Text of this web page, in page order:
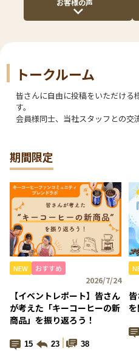
「KEY DOORS＋のリキッドコ
ぶ？」を公開しました。
皆さんの投稿お待ちしています
2026/07/08
皆さんの投稿お待ちしています
2026/07/01
７月のキャンペーン「あなた
ださい！」を公開しました。
皆さんの投稿お待ちしています
2026/06/29
「【動画公開】KEY’S CAFÉ
ュー募集！」を公開しました。
皆さんの投稿お待ちしています
2026/06/16
「第2回ファンコミュニティ
オリジナルブレンド作り体験
お客様の声
トークルーム
皆さんに自由に投稿をいただける
す。
会員様同士、当社スタッフとの交
期間限定
NEW おすすめ
2026/7/24
【イベントレポート】皆さん
が考えた「キーコーヒーの新
商品」を振り返ろう！
15 23 38
皆
を